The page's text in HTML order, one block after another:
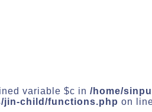
variable $c in /home/
jin-child/functions.php on